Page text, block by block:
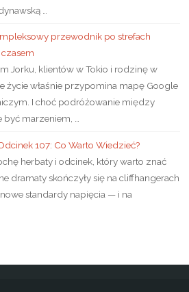
…
przewodnik po strefach
Jorku, klientów w Tokio i rodzinę w
życie właśnie przypomina mapę Google
I choć podróżowanie między
być marzeniem, …
107: Co Warto Wiedzieć?
herbaty i odcinek, który warto znać
dramaty skończyły się na cliffhangerach
standardy napięcia — i na